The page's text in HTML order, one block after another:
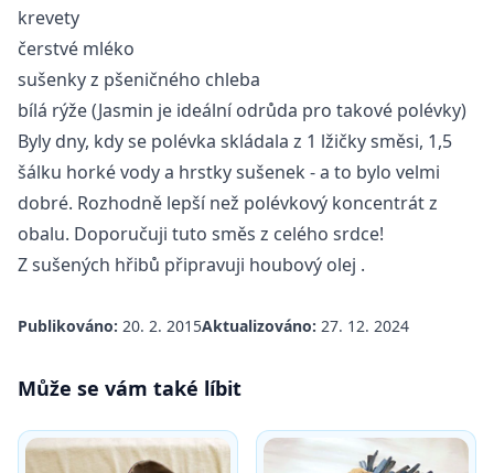
krevety
čerstvé mléko
sušenky z pšeničného chleba
bílá rýže (Jasmin je ideální odrůda pro takové polévky)
Byly dny, kdy se polévka skládala z 1 lžičky směsi, 1,5
šálku horké vody a hrstky sušenek - a to bylo velmi
dobré. Rozhodně lepší než polévkový koncentrát z
obalu. Doporučuji tuto směs z celého srdce!
Z sušených hřibů připravuji houbový olej .
Publikováno: 20. 2. 2015Aktualizováno: 27. 12. 2024
Může se vám také líbit